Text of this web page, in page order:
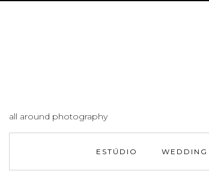
all around photography
ESTÚDIO WEDDING